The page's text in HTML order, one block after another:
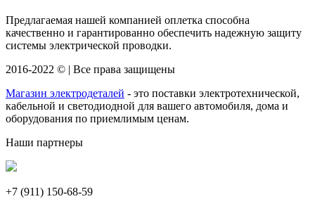
Предлагаемая нашей компанией оплетка способна
качественно и гарантированно обеспечить надежную защиту
системы электрической проводки.
2016-2022 © | Все права защищены
Магазин электродеталей - это поставки электротехнической,
кабельной и светодиодной для вашего автомобиля, дома и
оборудования по приемлимым ценам.
Наши партнеры
+7 (911) 150-68-59